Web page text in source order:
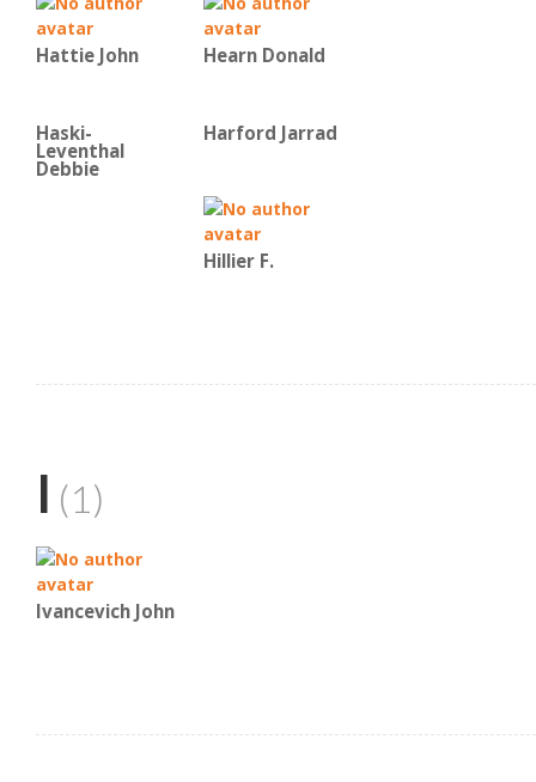
Hattie John Hearn Donald
Haski-
Leventhal
Debbie
Harford Jarrad
Hillier F.
I (1)
Ivancevich John